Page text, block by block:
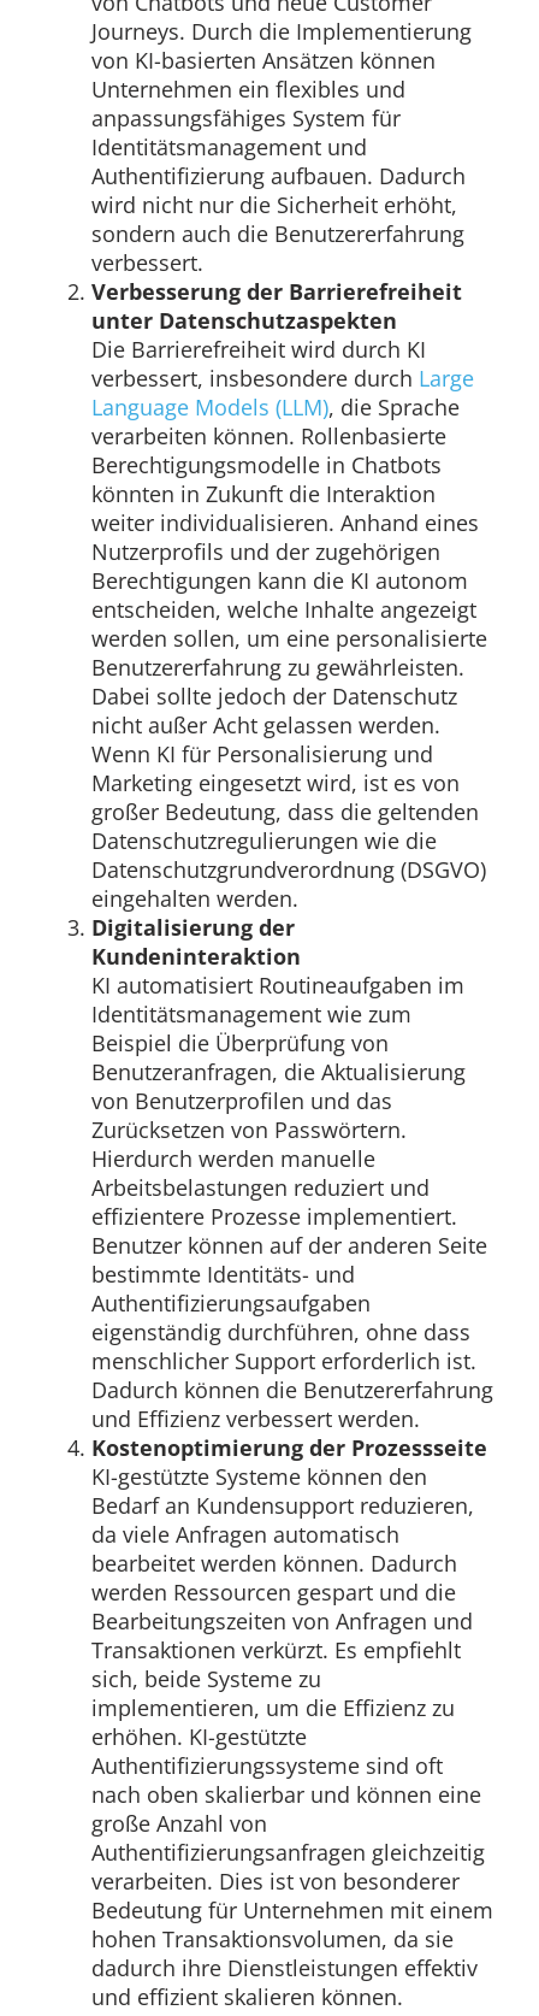
Journeys. Durch die Implementierung
von KI-basierten Ansätzen können
Unternehmen ein flexibles und
anpassungsfähiges System für
Identitätsmanagement und
Authentifizierung aufbauen. Dadurch
wird nicht nur die Sicherheit erhöht,
sondern auch die Benutzererfahrung
verbessert.
Verbesserung der Barrierefreiheit
unter Datenschutzaspekten
Die Barrierefreiheit wird durch KI
verbessert, insbesondere durch Large
Language Models (LLM), die Sprache
verarbeiten können. Rollenbasierte
Berechtigungsmodelle in Chatbots
könnten in Zukunft die Interaktion
weiter individualisieren. Anhand eines
Nutzerprofils und der zugehörigen
Berechtigungen kann die KI autonom
entscheiden, welche Inhalte angezeigt
werden sollen, um eine personalisierte
Benutzererfahrung zu gewährleisten.
Dabei sollte jedoch der Datenschutz
nicht außer Acht gelassen werden.
Wenn KI für Personalisierung und
Marketing eingesetzt wird, ist es von
großer Bedeutung, dass die geltenden
Datenschutzregulierungen wie die
Datenschutzgrundverordnung (DSGVO)
eingehalten werden.
Digitalisierung der
Kundeninteraktion
KI automatisiert Routineaufgaben im
Identitätsmanagement wie zum
Beispiel die Überprüfung von
Benutzeranfragen, die Aktualisierung
von Benutzerprofilen und das
Zurücksetzen von Passwörtern.
Hierdurch werden manuelle
Arbeitsbelastungen reduziert und
effizientere Prozesse implementiert.
Benutzer können auf der anderen Seite
bestimmte Identitäts- und
Authentifizierungsaufgaben
eigenständig durchführen, ohne dass
menschlicher Support erforderlich ist.
Dadurch können die Benutzererfahrung
und Effizienz verbessert werden.
Kostenoptimierung der Prozessseite
KI-gestützte Systeme können den
Bedarf an Kundensupport reduzieren,
da viele Anfragen automatisch
bearbeitet werden können. Dadurch
werden Ressourcen gespart und die
Bearbeitungszeiten von Anfragen und
Transaktionen verkürzt. Es empfiehlt
sich, beide Systeme zu
implementieren, um die Effizienz zu
erhöhen. KI-gestützte
Authentifizierungssysteme sind oft
nach oben skalierbar und können eine
große Anzahl von
Authentifizierungsanfragen gleichzeitig
verarbeiten. Dies ist von besonderer
Bedeutung für Unternehmen mit einem
hohen Transaktionsvolumen, da sie
dadurch ihre Dienstleistungen effektiv
und effizient skalieren können.